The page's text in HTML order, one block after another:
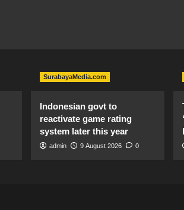
SurabayaMedia.com
Indonesian govt to
reactivate game rating
system later this year
admin 9 August 2026 0